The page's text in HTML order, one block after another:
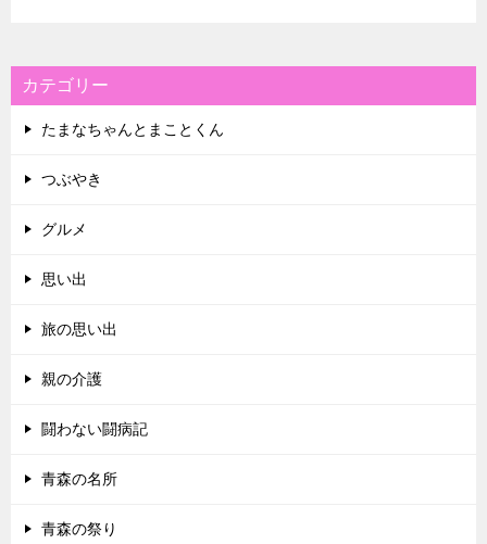
カテゴリー
たまなちゃんとまことくん
つぶやき
グルメ
思い出
旅の思い出
親の介護
闘わない闘病記
青森の名所
青森の祭り